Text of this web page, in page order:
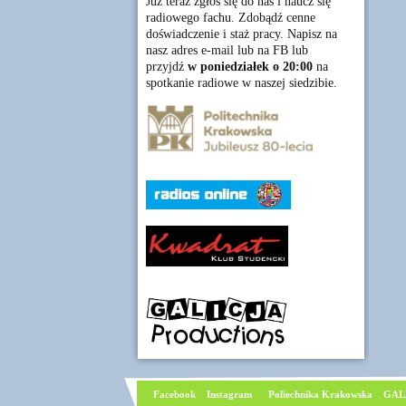
radiowego fachu. Zdobądź cenne
doświadczenie i staż pracy. Napisz na
nasz adres e-mail lub na FB lub
przyjdź w poniedziałek o 20:00na
spotkanie radiowe w naszej siedzibie.
Facebook Instagram Poliechnika Krakowska